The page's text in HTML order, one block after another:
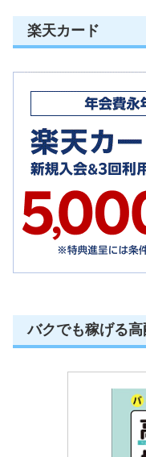
楽天カード
バクでも稼げる